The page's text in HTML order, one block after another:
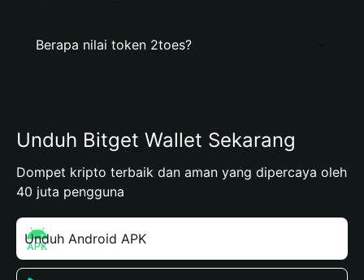
Berapa nilai token 2toes?
Unduh Bitget Wallet Sekarang
Dompet kripto terbaik dan aman yang dipercaya oleh
40 juta pengguna
Unduh Android APK